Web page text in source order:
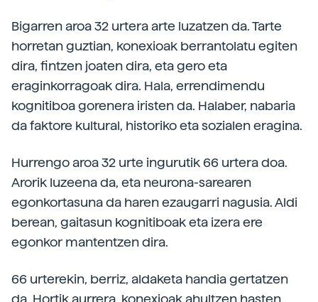
Bigarren aroa 32 urtera arte luzatzen da. Tarte
horretan guztian, konexioak berrantolatu egiten
dira, fintzen joaten dira, eta gero eta
eraginkorragoak dira. Hala, errendimendu
kognitiboa gorenera iristen da. Halaber, nabaria
da faktore kultural, historiko eta sozialen eragina.
Hurrengo aroa 32 urte ingurutik 66 urtera doa.
Arorik luzeena da, eta neurona-sarearen
egonkortasuna da haren ezaugarri nagusia. Aldi
berean, gaitasun kognitiboak eta izera ere
egonkor mantentzen dira.
66 urterekin, berriz, aldaketa handia gertatzen
da. Hortik aurrera, konexioak ahultzen hasten